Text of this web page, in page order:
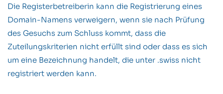
Die Registerbetreiberin kann die Registrierung eines
Domain-Namens verweigern, wenn sie nach Prüfung
des Gesuchs zum Schluss kommt, dass die
Zuteilungskriterien nicht erfüllt sind oder dass es sich
um eine Bezeichnung handelt, die unter .swiss nicht
registriert werden kann.